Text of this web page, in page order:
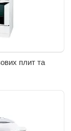
плит та